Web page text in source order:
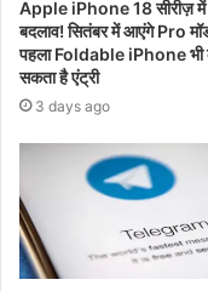
Apple iPhone 18 सीरीज़ में
बदलाव! सितंबर में आएंगे Pro
पहला Foldable iPhone भी
सकता है एंट्री
3 days ago